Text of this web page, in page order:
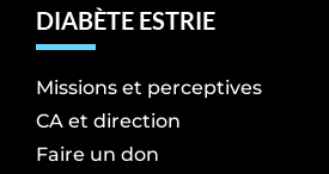
DIABÈTE ESTRIE
Missions et perceptives
CA et direction
Faire un don